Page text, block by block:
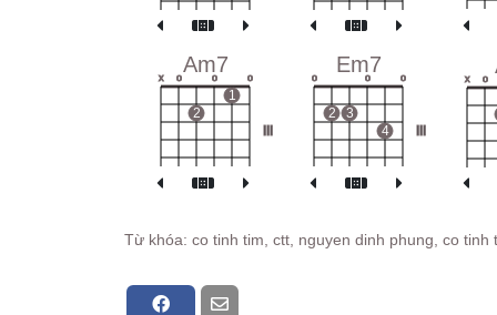
Am7
x o
2
o
1
o
Em7
o
2 3
o
4
o x o
Từ khóa: co tinh tim, ctt, nguyen dinh phung, co tinh